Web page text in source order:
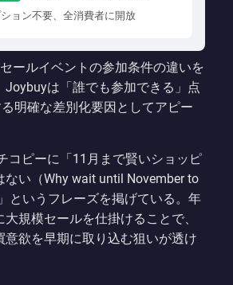
ョン不要、全消費者に開放
ールイベントの参加条件の違いを
Joybuyは「誰でも参加できる」点
明確な差別化要因としてアピー
コピーに「11月まで賢いショッピ
ない（Why wait until November to
というフレーズを掲げている。年
規模セールを仕掛けることで、
意欲を早期に取り込む狙いが透け